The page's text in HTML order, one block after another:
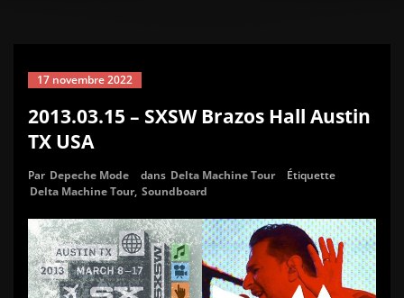
17 novembre 2022
2013.03.15 – SXSW Brazos Hall Austin
TX USA
Par Depeche Mode dans Delta Machine Tour
Étiquette
Delta Machine Tour, Soundboard